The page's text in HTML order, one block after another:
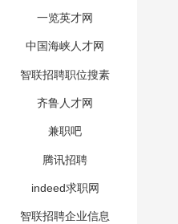
一览英才网
中国海峡人才网
智联招聘职位搜素
齐鲁人才网
兼职吧
腾讯招聘
indeed求职网
智联招聘企业信息